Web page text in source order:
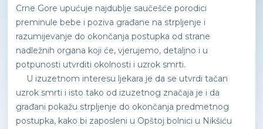
Crne Gore upućuje najdublje saučešće porodici
preminule bebe i poziva građane na strpljenje i
razumijevanje do okončanja postupka od strane
nadležnih organa koji će, vjerujemo, detaljno i u
potpunosti utvrditi okolnosti i uzrok smrti.
U izuzetnom interesu ljekara je da se utvrdi tačan
uzrok smrti i isto tako od izuzetnog značaja je i da
građani pokažu strpljenje do okončanja predmetnog
postupka, kako bi zaposleni u Opštoj bolnici u Nikšiću